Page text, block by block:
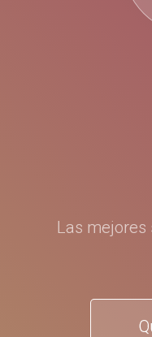
Las mejores